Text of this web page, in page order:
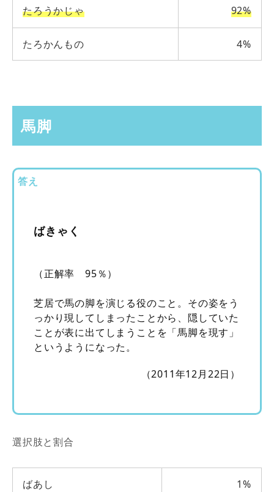
たろうかじゃ 92%
たろかんもの 4%
馬脚
答え
ばきゃく
（正解率 95％）
芝居で馬の脚を演じる役のこと。その姿をう
っかり現してしまったことから、隠していた
ことが表に出てしまうことを「馬脚を現す」
というようになった。
（2011年12月22日）
選択肢と割合
ばあし 1%